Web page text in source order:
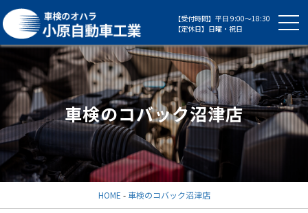
【受付時間】平日 9:00～18:30
【定休日】日曜・祝日
車検のコバック沼津店
HOME - 車検のコバック沼津店